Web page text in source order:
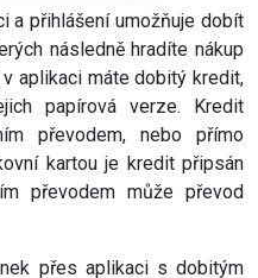
a přihlášení umožňuje dobít
následně hradíte nákup
aplikaci máte dobitý kredit,
papírová verze. Kredit
převodem, nebo přímo
kartou je kredit připsán
převodem může převod
přes aplikaci s dobitým